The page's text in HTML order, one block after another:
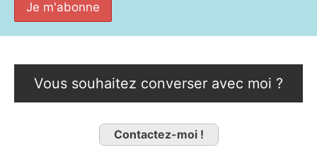
Vous souhaitez converser avec moi ?
Contactez-moi !